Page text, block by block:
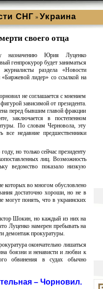
СНГ » Украина
своего отца
назначению Юрия Луценко
генпрокурор будет заниматься
раздела «Новости
лидер» со ссылкой на
не соглашается с мнением
зависимой от президента.
перед бывшим главой фракции
заключается в постепенном
По словам Черновола, эту
все недавние предшественники
но только сейчас президенту
лиц. Возможность
ведомство показало низкую
которых во многом обусловлено
достаточно хороши, но не в
могут понять, что в украинских
Шокин, но каждый из них на
Луценко намерен пребывать на
демонтаж прокуратуры.
окончательно лишаться
боязни и ненависти и любви к
обвинения в судах обычно
– Чорновил.